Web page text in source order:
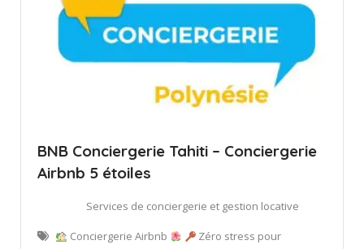
BNB Conciergerie Tahiti – Conciergerie
Airbnb 5 étoiles
Services de conciergerie et gestion locative
Conciergerie Airbnb
Zéro stress pour